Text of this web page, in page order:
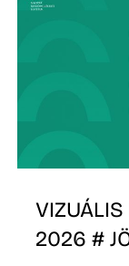
2026 #